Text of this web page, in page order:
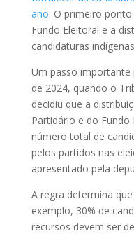
ano. O primeiro
Fundo Eleitoral e a
candidaturas
Um passo
de 2024, quando o
decidiu que a
Partidário e do
número total de
pelos partidos nas
apresentado pela
A regra determina
exemplo, 30% de
recursos devem ser